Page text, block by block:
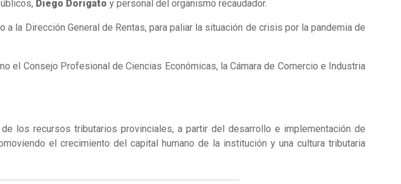
Diego Dorigato y personal del organismo recaudador.
la Dirección General de Rentas, para paliar la situación de crisis por la pandemia de
el Consejo Profesional de Ciencias Económicas, la Cámara de Comercio e Industria
los recursos tributarios provinciales, a partir del desarrollo e implementación de
el crecimiento del capital humano de la institución y una cultura tributaria